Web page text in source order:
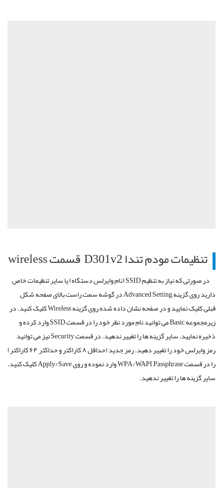
تنظیمات مودم تندا D301v2 قسمت wireless
در صورتی که نیاز به تنظیم SSID (نام وایرلس دستگاه) یا سایر تنظیمات خاص
دارید روی گزینه Advanced Setting در گوشه سمت راست بالای صفحه شکل
قبلی کلیک نمایید و در صفحه نشان داده شده روی گزینه Wireless کلیک کنید. در
زیرمجموعه Basic می توانید نام مورد نظر خود را در قسمت SSID وارد کرده و
ذخیره نمایید. سایر گزینه ها را تغییر ندهید. در قسمت Security نیز می توانید
رمز وایرلس خود را تغییر دهید. رمز جدید (حداقل ۸ کاراکتر و حداکثر ۶۴ کاراکتر)
را در قسمت WPA/WAPI Passphrase وارد نموده و روی Apply/Save کلیک کنید.
سایر گزینه ها را تغییر ندهید.